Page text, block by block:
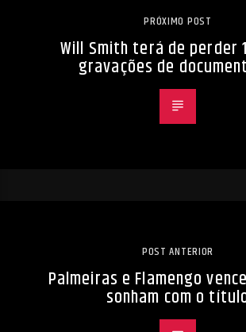
PRÓXIMO POST
Will Smith terá de perder
gravações de
POST ANTERIOR
Palmeiras e Flamengo
sonham com o